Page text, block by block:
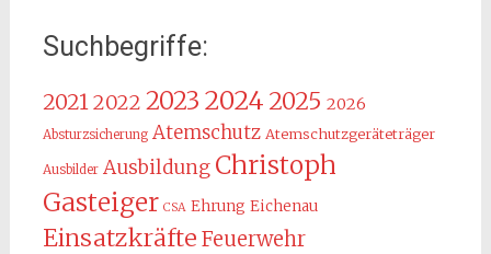
Suchbegriffe:
2021 2022 2023 2024 2025 2026
Absturzsicherung Atemschutz Atemschutzgeräteträger
Ausbilder Ausbildung Christoph
Gasteiger CSA Ehrung Eichenau
Einsatzkräfte Feuerwehr